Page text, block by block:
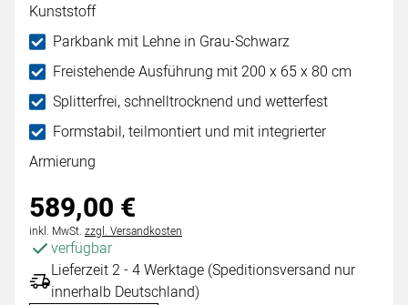
Kunststoff
Parkbank mit Lehne in Grau-Schwarz
Freistehende Ausführung mit 200 x 65 x 80 cm
Splitterfrei, schnelltrocknend und wetterfest
Formstabil, teilmontiert und mit integrierter
Armierung
589,00 €
Steuerhinweis:
inkl. MwSt. zzgl. Versandkosten
verfügbar
Lieferzeit 2 - 4 Werktage (Speditionsversand nur
innerhalb Deutschland)